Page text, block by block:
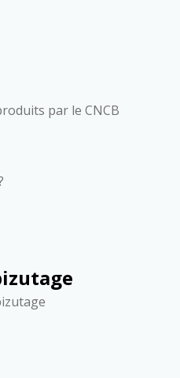
par le CNCB